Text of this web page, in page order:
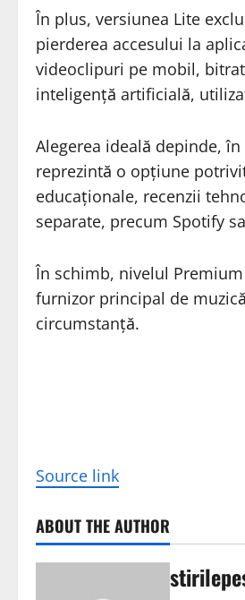
În plus, versiunea Lite
pierderea accesului la
videoclipuri pe mobil,
inteligență artificială,
Alegerea ideală depinde,
reprezintă o opțiune
educaționale, recenzii
separate, precum Spotify
În schimb, nivelul
furnizor principal de
circumstanță.
Source link
ABOUT THE AUTHOR